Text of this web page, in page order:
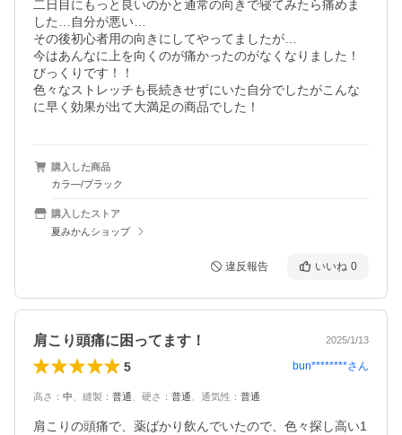
二日目にもっと良いのかと通常の向きで寝てみたら痛めま
した…自分が悪い…
その後初心者用の向きにしてやってましたが…
今はあんなに上を向くのが痛かったのがなくなりました！
びっくりです！！
色々なストレッチも長続きせずにいた自分でしたがこんな
に早く効果が出て大満足の商品でした！
購入した商品
カラ―/ブラック
購入したストア
夏みかんショップ
違反報告 いいね 0
肩こり頭痛に困ってます！ 2025/1/13
5 bun********さん
高さ ： 中 縫製 ： 普通 硬さ ： 普通 通気性 ： 普通
肩こりの頭痛で、薬ばかり飲んでいたので、色々探し高い1